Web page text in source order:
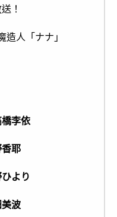
人「ナナ」
李依
耶
より
波